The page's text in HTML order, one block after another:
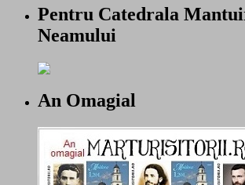
Pentru Catedrala
Neamului
An Omagial